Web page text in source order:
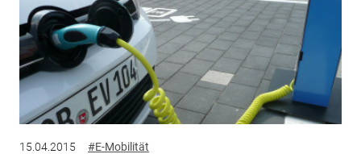
15.04.2015 #E-Mobilität